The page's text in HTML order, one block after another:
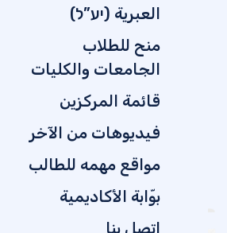
العبرية (יע”ל)
منح للطلاب
الجامعات والكليات
قائمة المركزين
فيديوهات من الآخر
مواقع مهمه للطالب
بوّابة الأكاديمية
اتصل بنا